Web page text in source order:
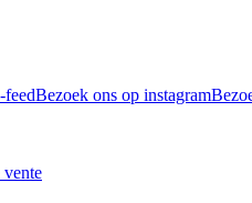
feedBezoek ons op instagram